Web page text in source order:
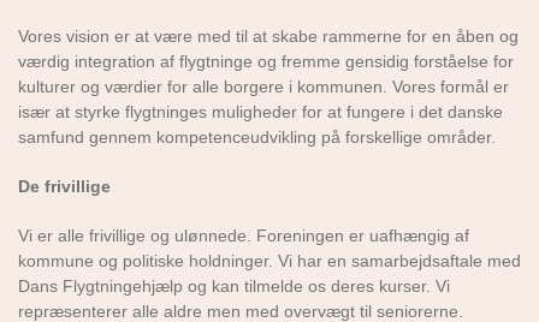
Vores vision er at være med til at skabe rammerne for en åben og
værdig integration af flygtninge og fremme gensidig forståelse for
kulturer og værdier for alle borgere i kommunen. Vores formål er
især at styrke flygtninges muligheder for at fungere i det danske
samfund gennem kompetenceudvikling på forskellige områder.
De frivillige
Vi er alle frivillige og ulønnede. Foreningen er uafhængig af
kommune og politiske holdninger. Vi har en samarbejdsaftale med
Dans Flygtningehjælp og kan tilmelde os deres kurser. Vi
repræsenterer alle aldre men med overvægt til seniorerne.